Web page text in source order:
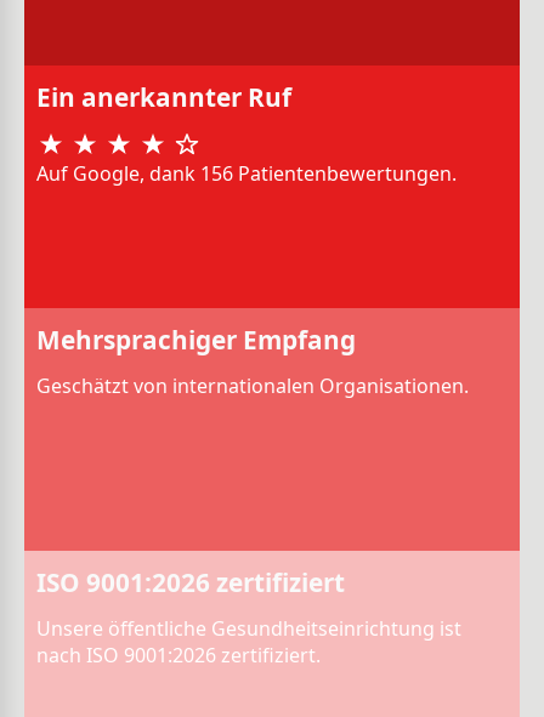
Ein anerkannter Ruf
Auf Google, dank 156 Patientenbewertungen.
Mehrsprachiger Empfang
Geschätzt von internationalen Organisationen.
ISO 9001:2026 zertifiziert
Unsere öffentliche Gesundheitseinrichtung ist
nach ISO 9001:2026 zertifiziert.